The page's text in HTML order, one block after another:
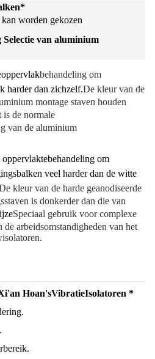
*
worden gekozen
van aluminium
oppervlakbehandeling om
harder dan zichzelf.De kleur van de
montage staven houden
is de normale
van de aluminium
oppervlaktebehandeling om
veel harder dan de witte
kleur van de harde geanodiseerde
is donkerder dan die van
Speciaal gebruik voor complexe
arbeidsomstandigheden van het
Hoan'sVibratieIsolatoren *